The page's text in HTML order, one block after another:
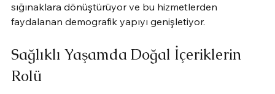
sığınaklara dönüştürüyor ve bu hizmetlerden
faydalanan demografik yapıyı genişletiyor.
Sağlıklı Yaşamda Doğal İçeriklerin
Rolü